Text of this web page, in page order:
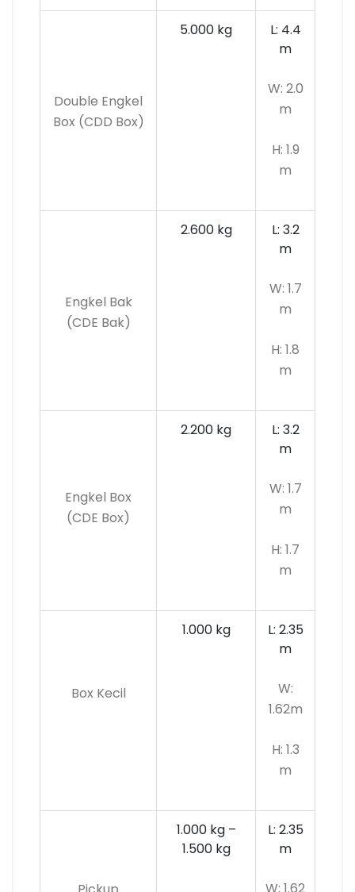
Double Engkel
Box (CDD Box)
5.000 kg
L: 4.4
m
W: 2.0
m
H: 1.9
m
Engkel Bak
(CDE Bak)
2.600 kg
L: 3.2
m
W: 1.7
m
H: 1.8
m
Engkel Box
(CDE Box)
2.200 kg
L: 3.2
m
W: 1.7
m
H: 1.7
m
Box Kecil
1.000 kg
L: 2.35
m
W:
1.62m
H: 1.3
m
1.000 kg –
1.500 kg
L: 2.35
m
W: 1.62